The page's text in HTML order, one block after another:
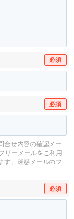
必須
必須
合せ内容の確認メー
リーメールをご利用
。 迷惑メールのフ
必須